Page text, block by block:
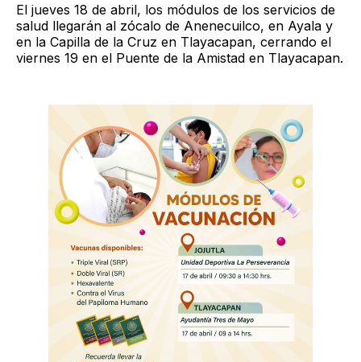
El jueves 18 de abril, los módulos de los servicios de
salud llegarán al zócalo de Anenecuilco, en Ayala y
en la Capilla de la Cruz en Tlayacapan, cerrando el
viernes 19 en el Puente de la Amistad en Tlayacapan.